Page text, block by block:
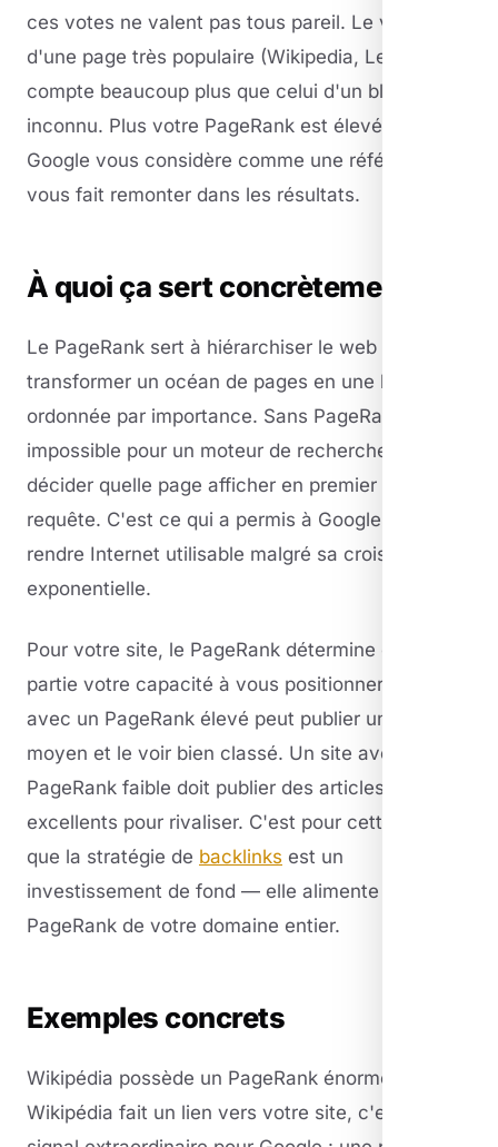
ces votes ne valent pas tous pareil. Le vote
d'une page très populaire (Wikipedia, Le Monde)
compte beaucoup plus que celui d'un blog
inconnu. Plus votre PageRank est élevé, plus
Google vous considère comme une référence et
vous fait remonter dans les résultats.
À quoi ça sert concrètement ?
Le PageRank sert à hiérarchiser le web :
transformer un océan de pages en une liste
ordonnée par importance. Sans PageRank,
impossible pour un moteur de recherche de
décider quelle page afficher en premier sur une
requête. C'est ce qui a permis à Google de
rendre Internet utilisable malgré sa croissance
exponentielle.
Pour votre site, le PageRank détermine en grande
partie votre capacité à vous positionner. Un site
avec un PageRank élevé peut publier un article
moyen et le voir bien classé. Un site avec un
PageRank faible doit publier des articles
excellents pour rivaliser. C'est pour cette raison
que la stratégie de backlinks est un
investissement de fond — elle alimente le
PageRank de votre domaine entier.
Exemples concrets
Wikipédia possède un PageRank énorme. Si
Wikipédia fait un lien vers votre site, c'est un